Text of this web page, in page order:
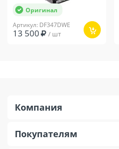
Оригинал
Артикул: DF347DWE
13 500 / шт
Компания
Покупателям